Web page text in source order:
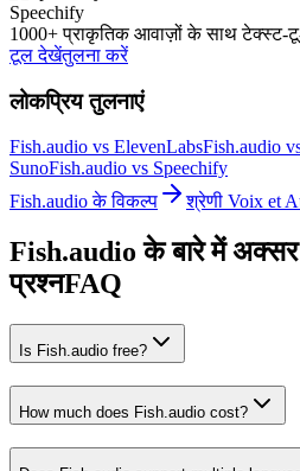
Speechify
1000+ प्राकृतिक आवाज़ों के साथ टेक्स्ट-
टूल देखेंतुलना करें
लोकप्रिय तुलनाएं
Fish.audio vs ElevenLabsFish.audio
SunoFish.audio vs Speechify
Fish.audio के विकल्प
श्रेणी Voix et
Fish.audio के बारे में
प्रश्नFAQ
Is Fish.audio free?
How much does Fish.audio cost?